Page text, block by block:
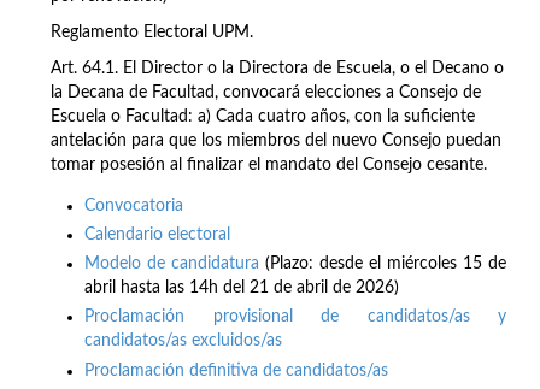
Reglamento Electoral UPM.
Art. 64.1. El Director o la Directora de Escuela, o el Decano o
la Decana de Facultad, convocará elecciones a Consejo de
Escuela o Facultad: a) Cada cuatro años, con la suficiente
antelación para que los miembros del nuevo Consejo puedan
tomar posesión al finalizar el mandato del Consejo cesante.
Convocatoria
Calendario electoral
Modelo de candidatura (Plazo: desde el miércoles 15 de
abril hasta las 14h del 21 de abril de 2026)
Proclamación provisional de candidatos/as y
candidatos/as excluidos/as
Proclamación definitiva de candidatos/as